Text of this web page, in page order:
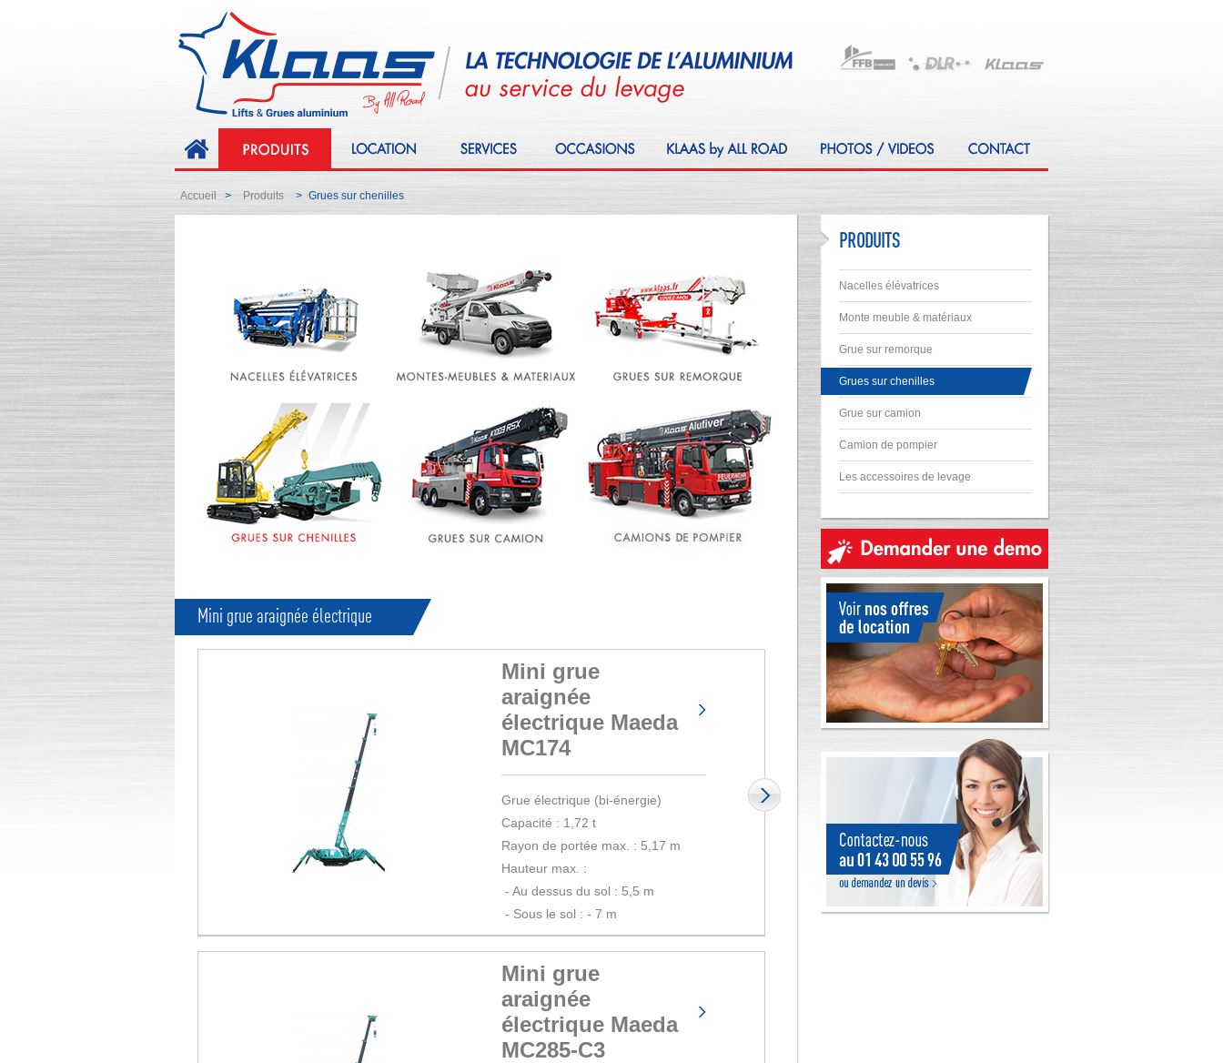
Accueil > Produits > Grues sur chenilles
Mini grue araignée électrique
Mini grue
araignée
électrique Maeda
MC174
Grue électrique (bi-énergie)
Capacité : 1,72 t
Rayon de portée max. : 5,17 m
Hauteur max. :
- Au dessus du sol : 5,5 m
- Sous le sol : - 7 m
Mini grue
araignée
électrique Maeda
MC285-C3
PRODUITS
Nacelles élévatrices
Monte meuble & matériaux
Grue sur remorque
Grues sur chenilles
Grue sur camion
Camion de pompier
Les accessoires de levage